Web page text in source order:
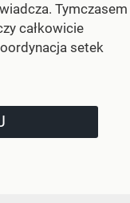
Tymczasem
całkowicie
setek